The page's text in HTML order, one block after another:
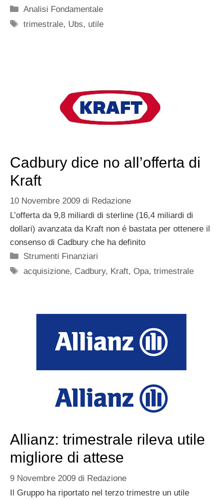
Categorie
Analisi Fondamentale
Tag
trimestrale, Ubs, utile
Cadbury dice no all’offerta di
Kraft
10 Novembre 2009 di Redazione
L’offerta da 9,8 miliardi di sterline (16,4 miliardi di
dollari) avanzata da Kraft non é bastata per ottenere il
consenso di Cadbury che ha definito
Categorie
Strumenti Finanziari
Tag
acquisizione, Cadbury, Kraft,Opa,trimestrale
Allianz: trimestrale rileva utile
migliore di attese
9 Novembre 2009 di Redazione
Il Gruppo ha riportato nel terzo trimestre un utile